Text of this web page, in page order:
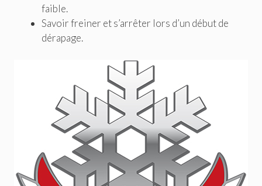
faible.
Savoir freiner et s’arrêter lors d’un début de
dérapage.